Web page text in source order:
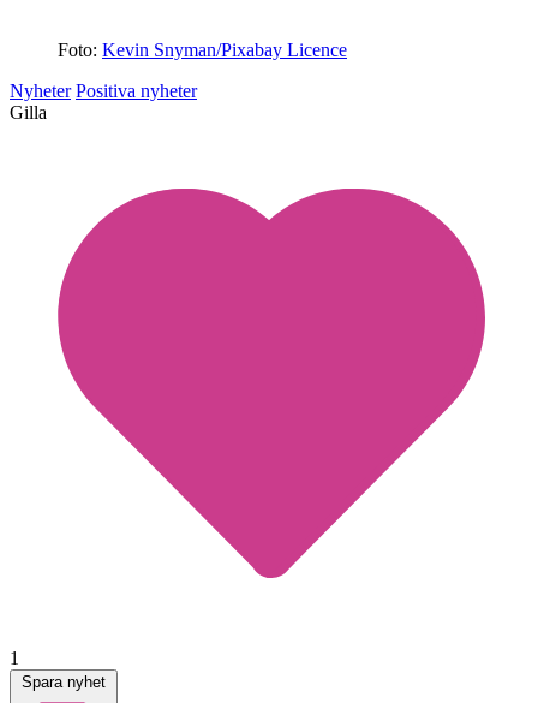
Foto: Kevin Snyman/Pixabay Licence
Nyheter Positiva nyheter
Gilla
1
Spara nyhet